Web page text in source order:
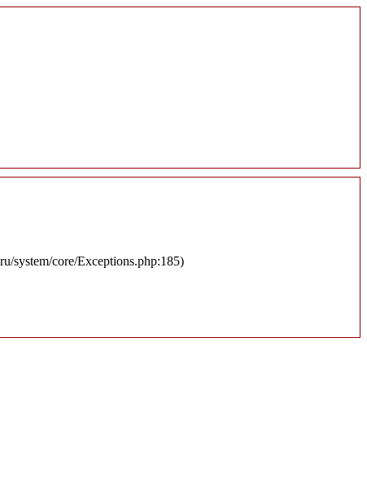
system/core/Exceptions.php:185)